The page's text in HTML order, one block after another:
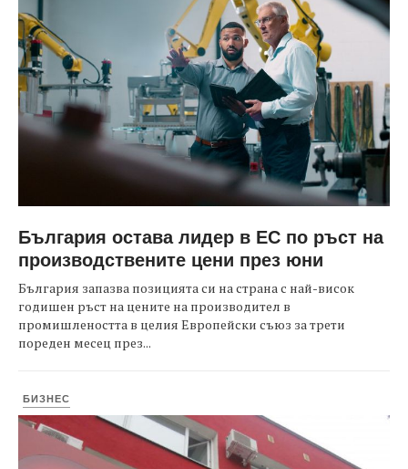
България остава лидер в ЕС по ръст на
производствените цени през юни
България запазва позицията си на страна с най-висок
годишен ръст на цените на производител в
промишлеността в целия Европейски съюз за трети
пореден месец през...
БИЗНЕС